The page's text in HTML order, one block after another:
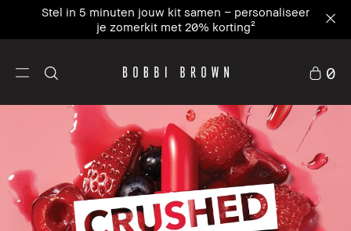
Schrijf je in en ontvang 15% korting op je eerste
bestelling met WELCOME15⁴
0